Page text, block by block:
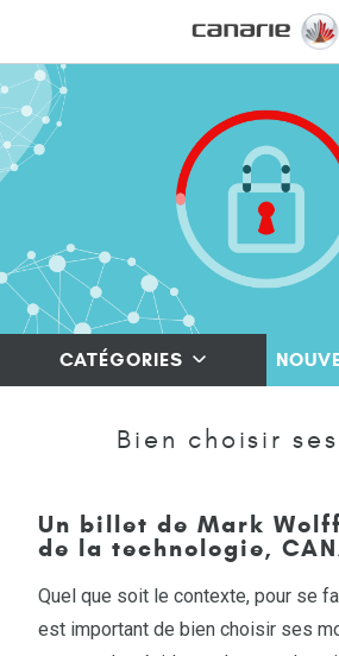
CATÉGORIES
Bien choisir
Un billet de Mark
de la technologie,
Quel que soit le contexte, pour se
est important de bien choisir ses